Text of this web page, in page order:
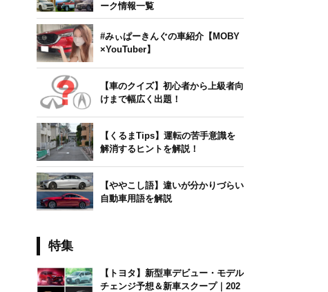
ーク情報一覧
#みぃぱーきんぐの車紹介【MOBY
×YouTuber】
【車のクイズ】初心者から上級者向
けまで幅広く出題！
【くるまTips】運転の苦手意識を
解消するヒントを解説！
【ややこし語】違いが分かりづらい
自動車用語を解説
特集
【トヨタ】新型車デビュー・モデル
チェンジ予想＆新車スクープ｜202